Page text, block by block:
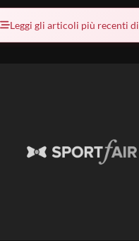
Leggi gli articoli più recenti di